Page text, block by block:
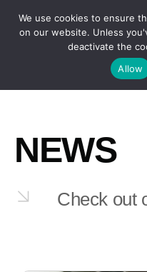
NEWS
Check out
We use cookies to ensure
on our website. Unless
deactivate the
Allow